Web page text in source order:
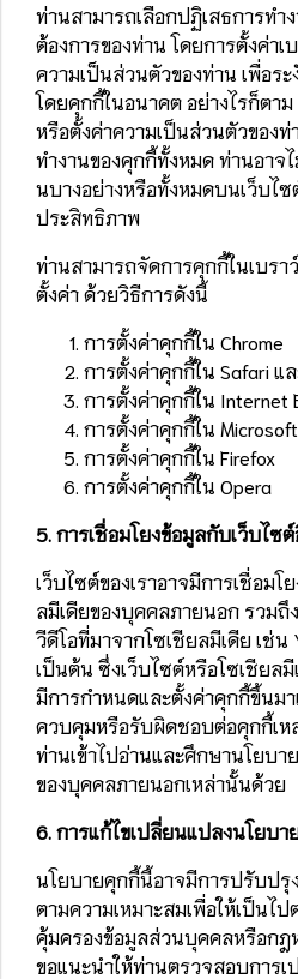
ท่านสามารถเลือกปฏิเสธการทำ
ต้องการของท่าน โดยการตั้งค่าเ
ความเป็นส่วนตัวของท่าน เพื่อร
โดยคุกกี้ในอนาคต อย่างไรก็ตา
หรือตั้งค่าความเป็นส่วนตัวของ
ทำงานของคุกกี้ทั้งหมด ท่านอาจ
นบางอย่างหรือทั้งหมดบนเว็บไซ
ประสิทธิภาพ
ท่านสามารถจัดการคุกกี้ในเบรา
ตั้งค่า ด้วยวิธีการดังนี้
การตั้งค่าคุกกี้ใน Chrome
การตั้งค่าคุกกี้ใน Safariแ
การตั้งค่าคุกกี้ใน Internet
การตั้งค่าคุกกี้ใน
การตั้งค่าคุกกี้ใน Firefox
การตั้งค่าคุกกี้ใน Opera
5. การเชื่อมโยงข้อมูลกับเว็บไซ
เว็บไซต์ของเราอาจมีการเชื่อมโ
ลมีเดียของบุคคลภายนอก รวมถึ
วีดีโอที่มาจากโซเชียลมีเดีย เช่น
เป็นต้น ซึ่งเว็บไซต์หรือโซเชียล
มีการกำหนดและตั้งค่าคุกกี้ขึ้นมา
ควบคุมหรือรับผิดชอบต่อคุกกี้เห
ท่านเข้าไปอ่านและศึกษานโยบ
ของบุคคลภายนอกเหล่านั้นด้วย
6. การแก้ไขเปลี่ยนแปลงนโยบา
นโยบายคุกกี้นี้อาจมีการปรับปรุ
ตามความเหมาะสมเพื่อให้เป็นไ
คุ้มครองข้อมูลส่วนบุคคลหรือกฎ
ขอแนะนำให้ท่านตรวจสอบการ